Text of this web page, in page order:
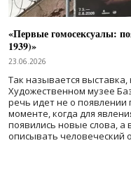
«Первые гомосексуалы:
1939)»
23.06.2026
Так называется
Художественном музее
речь идет не о появлении
моменте, когда для
появились новые слова, а
описывать человеческий